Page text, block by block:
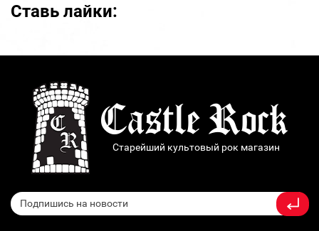
Ставь лайки:
Старейший культовый рок магазин